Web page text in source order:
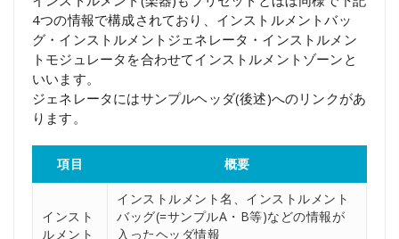
4つの情報で構成されており、インストルメントバッ
グ・インストルメントジェネレータ・インストルメン
トモジュレータを合わせてインストルメントゾーンと
いいます。
ジェネレータにはサンプルヘッダ(後述)へのリンクがあ
ります。
項目 概要
インスト
ルメント
インストルメント名、インストルメント
バッグ(=サンプルA・B等)などの情報が
入ったヘッダ情報